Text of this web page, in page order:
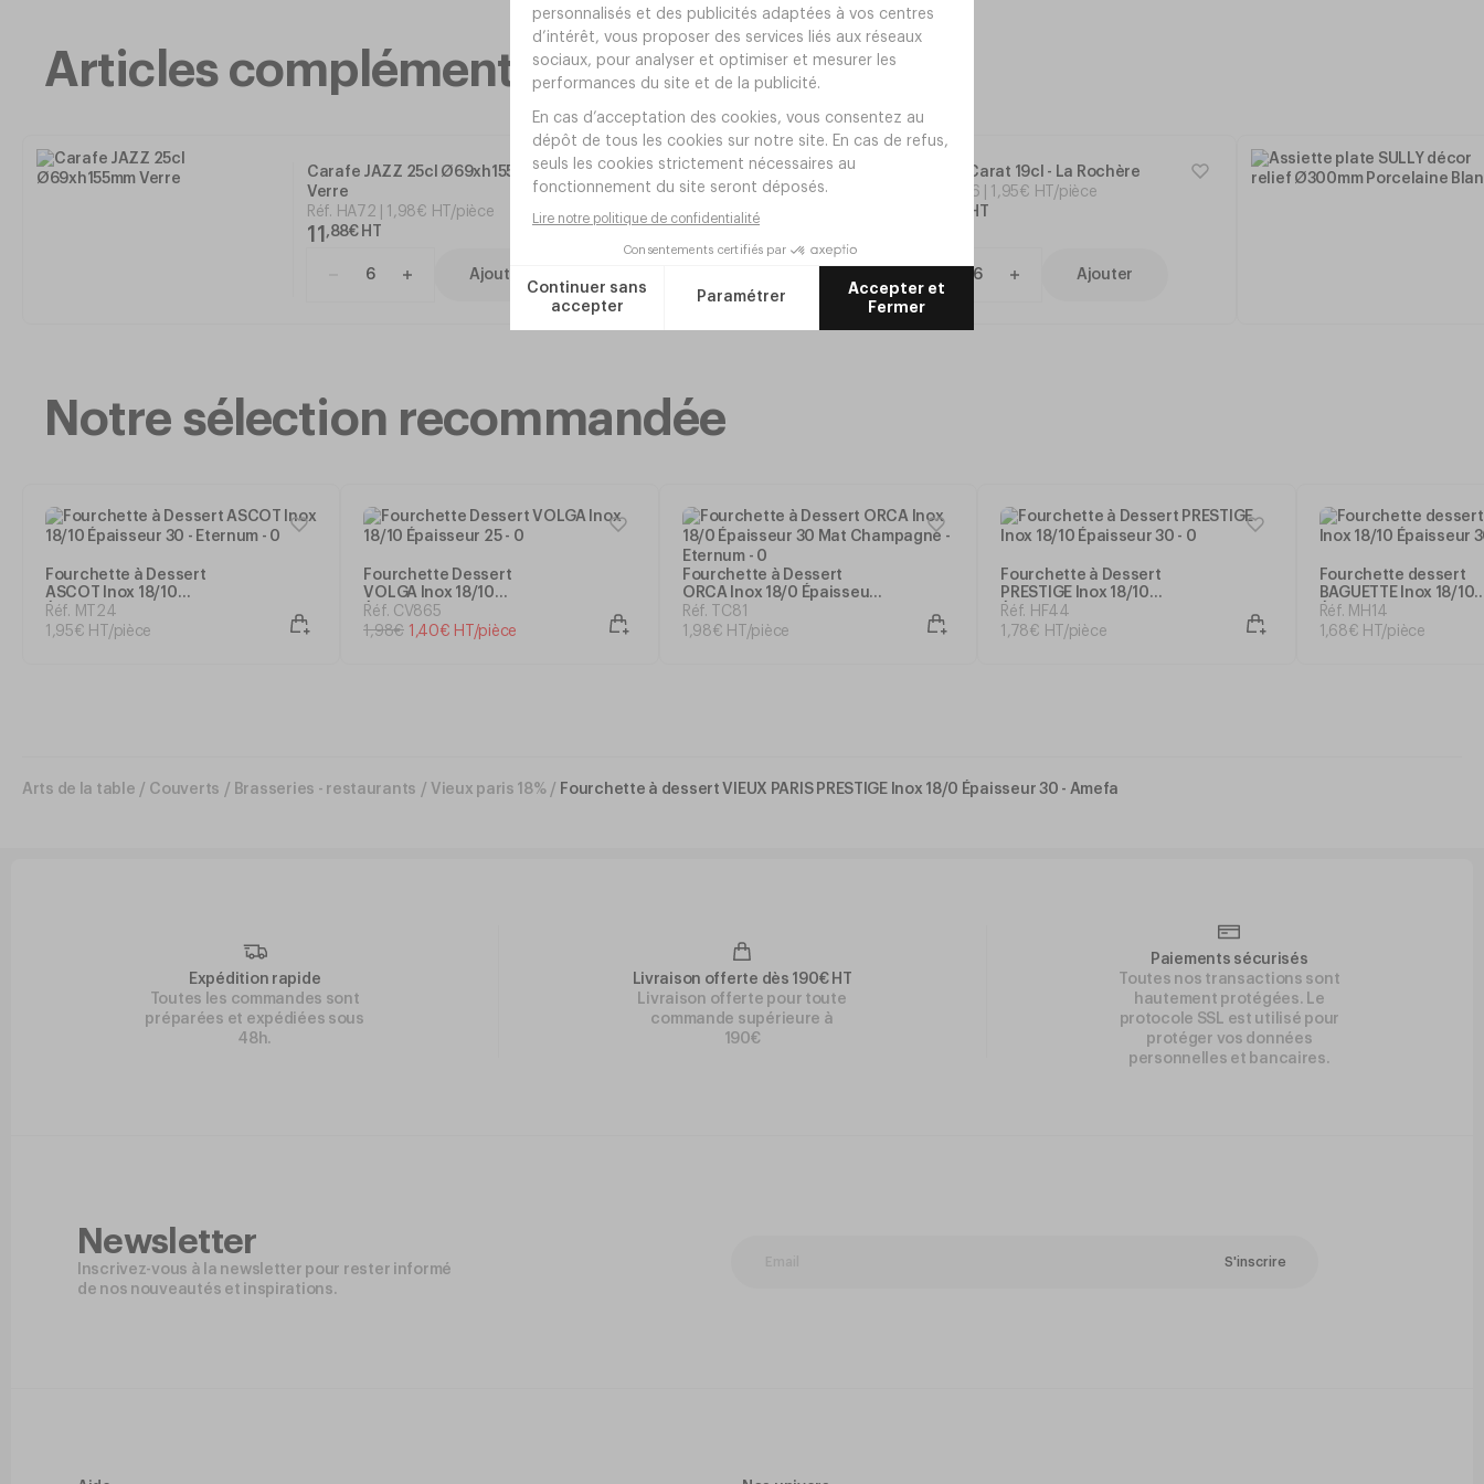
Articles complémentaires
Carafe JAZZ 25cl Ø69xh155mm
Verre
Réf. HA72 ,98€ HT/pièce
11,88€ HT
Ajouter
Coupe Carat 19cl - La Rochère
VE66 ,95€ HT/pièce
HT
Ajouter
Notre sélection recommandée
Fourchette à Dessert
ASCOT Inox 18/10
Épaisseur 30 - Eternum
Réf. MT24
1 95€ HT/pièce
Fourchette Dessert
VOLGA Inox 18/10
Épaisseur 25
Réf. CV865
1,98€ 1 ,40€ HT/pièce
Fourchette à Dessert
ORCA Inox 18/0 Épaisseur
30 Mat Champagne -
Eternum
Réf. TC81
1 98€ HT/pièce
Fourchette à Dessert
PRESTIGE Inox 18/10
Épaisseur 30
Réf. HF44
1
78€ HT/pièce
Fourchette dessert
BAGUETTE Inox 18/10
Épaisseur 30
Réf. MH14
1 68€ HT/pièce
Arts de la table / Couverts / Brasseries - restaurants / Vieux paris 18% / Fourchette à dessert VIEUX PARIS PRESTIGE Inox 18/0 Épaisseur 30 - Amefa
Expédition rapide
Toutes les commandes sont
préparées et expédiées sous
48h.
Livraison offerte dès 190€ HT
Livraison offerte pour toute
commande supérieure à
190€
Paiements sécurisés
Toutes nos transactions sont
hautement protégées. Le
protocole SSL est utilisé pour
protéger vos données
personnelles et bancaires.
Newsletter
Inscrivez-vous à la newsletter pour rester informé
de nos nouveautés et inspirations.
S'inscrire